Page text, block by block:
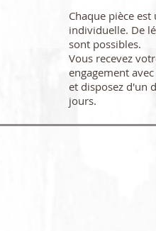
Chaque pièce
individuelle. De
sont possibles.
Vous recevez
engagement
et disposez d'un
jours.